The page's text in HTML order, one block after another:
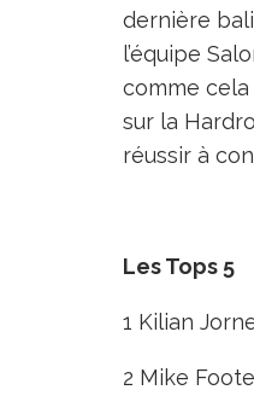
dernière
l’équipe
comme cela
sur la
réussir à
Les Tops 5
1 Kilian
2 Mike